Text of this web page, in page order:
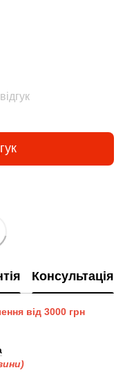
Консультація
від 3000 грн